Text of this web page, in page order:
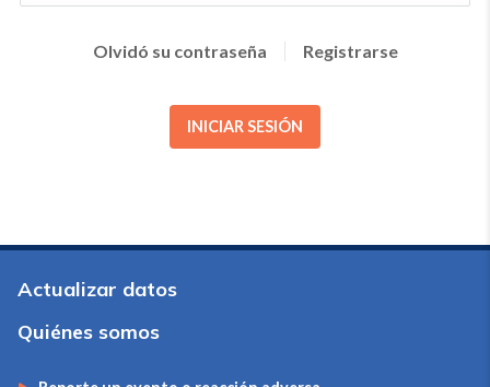
Olvidó su contraseña Registrarse
INICIAR SESIÓN
Actualizar datos
Quiénes somos